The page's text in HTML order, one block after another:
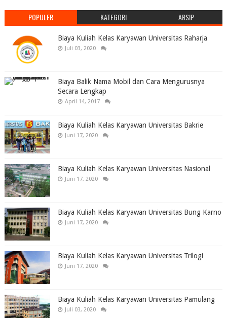
POPULER KATEGORI ARSIP
Biaya Kuliah Kelas Karyawan Universitas Raharja
Juli 03, 2020
Biaya Balik Nama Mobil dan Cara Mengurusnya
Secara Lengkap
April 14, 2017
Biaya Kuliah Kelas Karyawan Universitas Bakrie
Juni 17, 2020
Biaya Kuliah Kelas Karyawan Universitas Nasional
Juni 17, 2020
Biaya Kuliah Kelas Karyawan Universitas Bung Karno
Juni 17, 2020
Biaya Kuliah Kelas Karyawan Universitas Trilogi
Juni 17, 2020
Biaya Kuliah Kelas Karyawan Universitas Pamulang
Juli 03, 2020